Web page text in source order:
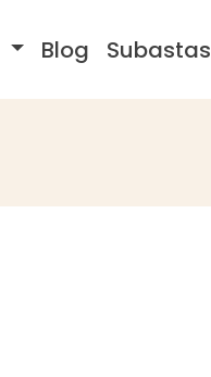
Blog Subastas